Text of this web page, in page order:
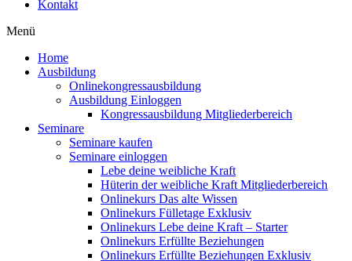
Kontakt
Menü
Home
Ausbildung
Onlinekongressausbildung
Ausbildung Einloggen
Kongressausbildung Mitgliederbereich
Seminare
Seminare kaufen
Seminare einloggen
Lebe deine weibliche Kraft
Hüterin der weibliche Kraft Mitgliederbereich
Onlinekurs Das alte Wissen
Onlinekurs Fülletage Exklusiv
Onlinekurs Lebe deine Kraft – Starter
Onlinekurs Erfüllte Beziehungen
Onlinekurs Erfüllte Beziehungen Exklusiv